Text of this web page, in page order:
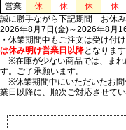
営業
休 休 休 休
誠に勝手ながら下記期間 お休み
2026年8月7日(金)～2026年8月
・休業期間中もご注文は受け付
は休み明け営業日以降となります
※在庫が少ない商品では、まれ
す。ご了承願います。
※休業期間中にいただいたお問
業日以降に、順次ご対応させてい